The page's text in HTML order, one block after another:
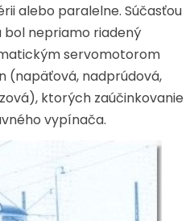
alebo paralelne. Súčasťou
nepriamo riadený
servomotorom
(napäťová, nadprúdová,
ktorých zaúčinkovanie
vypínača.